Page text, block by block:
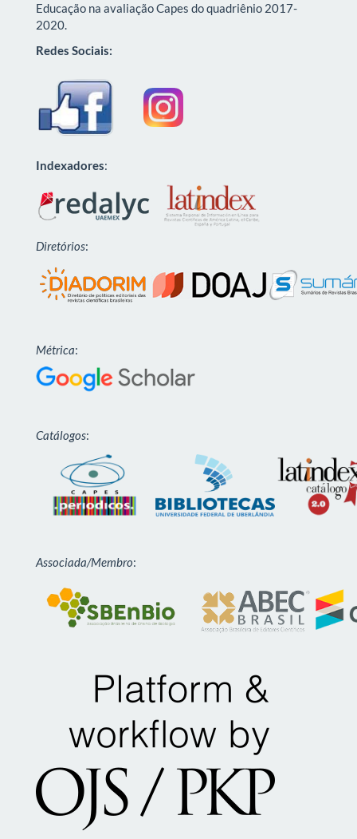
Educação na avaliação Capes do quadriênio 2017-
2020.
Redes Sociais:
Indexadores:
Diretórios:
Métrica:
Catálogos:
Associada/Membro: